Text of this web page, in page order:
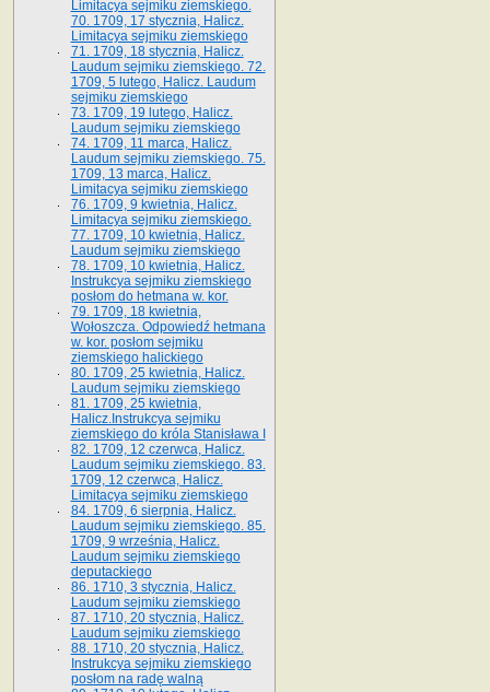
Limitacya sejmiku ziemskiego.
70. 1709, 17 stycznia, Halicz.
Limitacya sejmiku ziemskiego
71. 1709, 18 stycznia, Halicz.
Laudum sejmiku ziemskiego. 72.
1709, 5 lutego, Halicz. Laudum
sejmiku ziemskiego
73. 1709, 19 lutego, Halicz.
Laudum sejmiku ziemskiego
74. 1709, 11 marca, Halicz.
Laudum sejmiku ziemskiego. 75.
1709, 13 marca, Halicz.
Limitacya sejmiku ziemskiego
76. 1709, 9 kwietnia, Halicz.
Limitacya sejmiku ziemskiego.
77. 1709, 10 kwietnia, Halicz.
Laudum sejmiku ziemskiego
78. 1709, 10 kwietnia, Halicz.
Instrukcya sejmiku ziemskiego
posłom do hetmana w. kor.
79. 1709, 18 kwietnia,
Wołoszcza. Odpowiedź hetmana
w. kor. posłom sejmiku
ziemskiego halickiego
80. 1709, 25 kwietnia, Halicz.
Laudum sejmiku ziemskiego
81. 1709, 25 kwietnia,
Halicz.Instrukcya sejmiku
ziemskiego do króla Stanisława I
82. 1709, 12 czerwca, Halicz.
Laudum sejmiku ziemskiego. 83.
1709, 12 czerwca, Halicz.
Limitacya sejmiku ziemskiego
84. 1709, 6 sierpnia, Halicz.
Laudum sejmiku ziemskiego. 85.
1709, 9 września, Halicz.
Laudum sejmiku ziemskiego
deputackiego
86. 1710, 3 stycznia, Halicz.
Laudum sejmiku ziemskiego
87. 1710, 20 stycznia, Halicz.
Laudum sejmiku ziemskiego
88. 1710, 20 stycznia, Halicz.
Instrukcya sejmiku ziemskiego
posłom na radę walną